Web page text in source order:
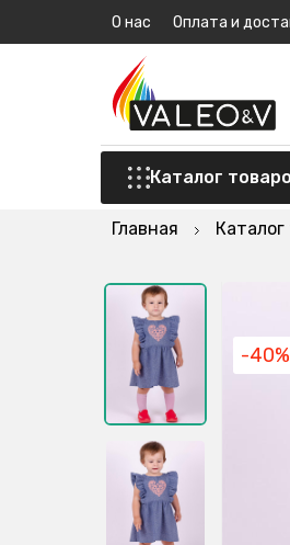
О нас Оплата и
Каталог
Главная Каталог
-40%